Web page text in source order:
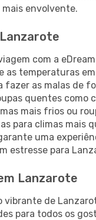
envolvente.
com a
as temperaturas
fazer as malas de
quentes como
mais frios ou
para climas mais
uma
estresse para
Lanzarote
vibrante de
para todos os